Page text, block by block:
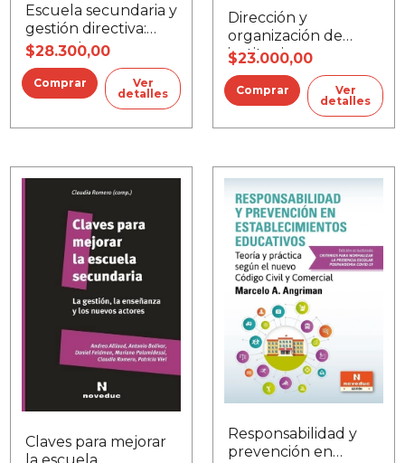
Escuela secundaria y
gestión directiva:
preceptores y
tutores como pareja
pedagógica
$28.300,00
Ver
detalles
Dirección y
organización de
instituciones para
niños pequeños
$23.000,00
Ver
detalles
Claves para mejorar
Responsabilidad y
prevención en